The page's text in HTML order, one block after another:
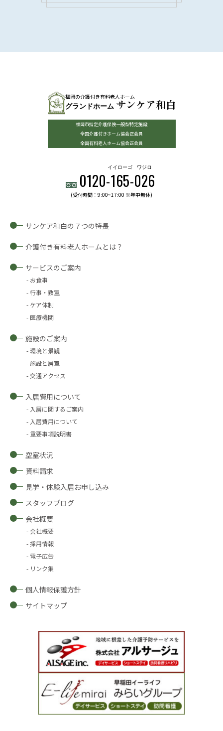
福岡の介護付き有料老人ホーム
グランドホーム サンケア和白
福岡市指定介護保険一般型特定施設
全国介護付きホーム協会正会員
全国有料老人ホーム協会正会員
0120-165
イイローゴ
-026
ワジロ
(受付時間：9:00~17:00 ※年中無休)
サンケア和白の７つの特長
介護付き有料老人ホームとは？
サービスのご案内
お食事
行事・教室
ケア体制
医療機関
施設のご案内
環境と景観
施設と居室
交通アクセス
入居費用について
入居に関するご案内
入居費用について
重要事項説明書
空室状況
資料請求
見学・体験入居お申し込み
スタッフブログ
会社概要
会社概要
採用情報
電子広告
リンク集
個人情報保護方針
サイトマップ